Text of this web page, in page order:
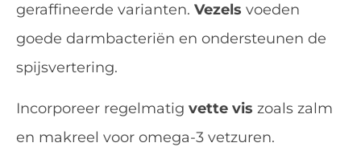
geraffineerde varianten. Vezels voeden
goede darmbacteriën en ondersteunen de
spijsvertering.
Incorporeer regelmatig vette vis zoals zalm
en makreel voor omega-3 vetzuren.